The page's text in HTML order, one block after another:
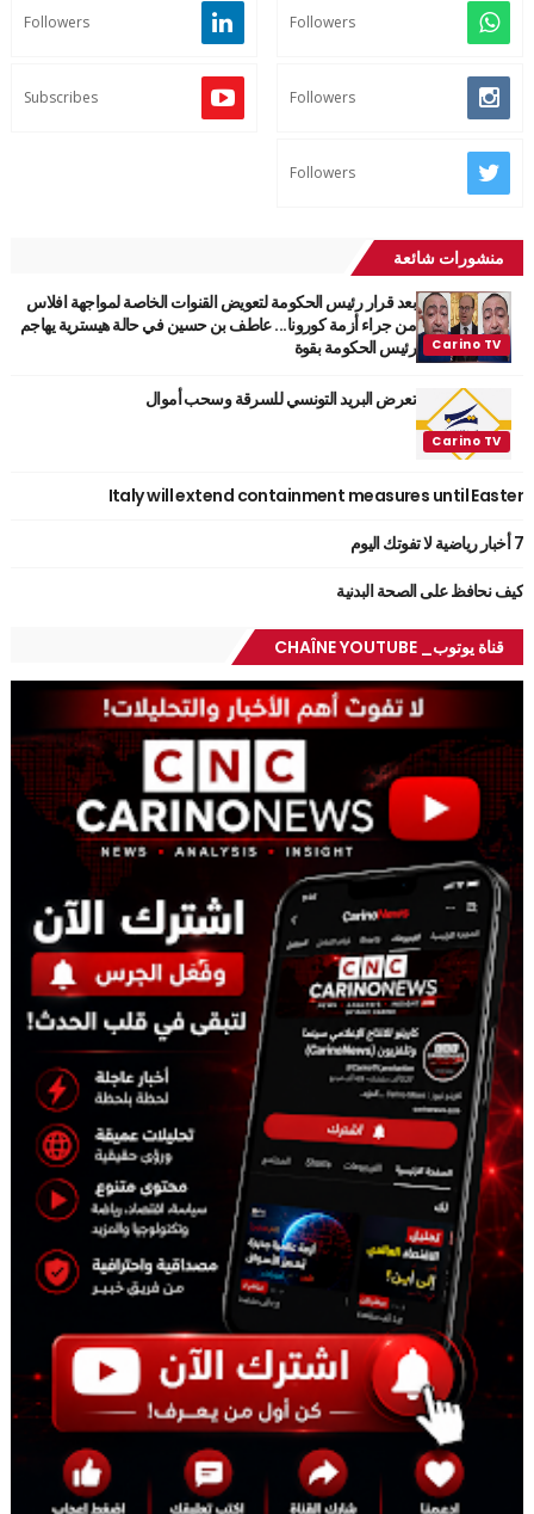
Followers
Followers
Followers
Subscribes
Followers
منشورات شائعة
بعد قرار رئيس الحكومة لتعويض القنوات الخاصة لمواجهة افلاس
من جراء أزمة كورونا... عاطف بن حسين في حالة هيسترية يهاجم
رئيس الحكومة بقوة
تعرض البريد التونسي للسرقة وسحب أموال
Italy will extend containment measures until Easter
7 أخبار رياضية لا تفوتك اليوم
كيف نحافظ على الصحة البدنية
قناة يوتوب_ CHAÎNE YOUTUBE